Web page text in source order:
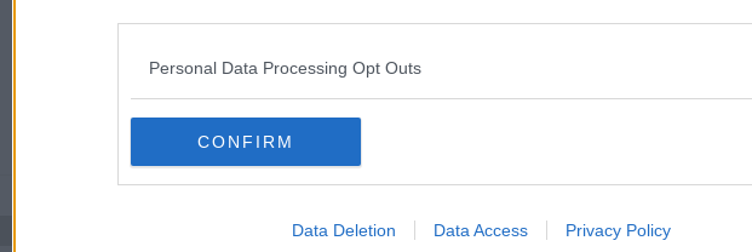
Personal Data Processing Opt Outs
CONFIRM
Data Deletion Data Access Privacy Policy